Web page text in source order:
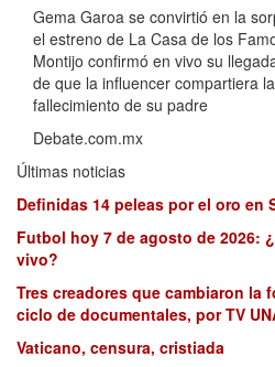
Gema Garoa se convirtió en la
el estreno de La Casa de los
Montijo confirmó en vivo su
de que la influencer compartiera
fallecimiento de su padre
Debate.com.mx
Últimas noticias
Definidas 14 peleas por el oro en
Futbol hoy 7 de agosto de 2026:
vivo?
Tres creadores que cambiaron la
ciclo de documentales, por TV
Vaticano, censura, cristiada